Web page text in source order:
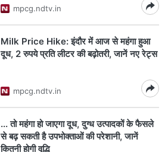
mpcg.ndtv.in
Milk Price Hike: इंदौर में आज से महंगा हुआ
दूध, 2 रुपये प्रति लीटर की बढ़ोतरी, जानें नए रेट्स
mpcg.ndtv.in
... तो महंगा हो जाएगा दूध, दुग्ध उत्पादकों के फैसले
से बढ़ सकती है उपभोक्ताओं की परेशानी, जानें
कितनी होगी वृद्धि